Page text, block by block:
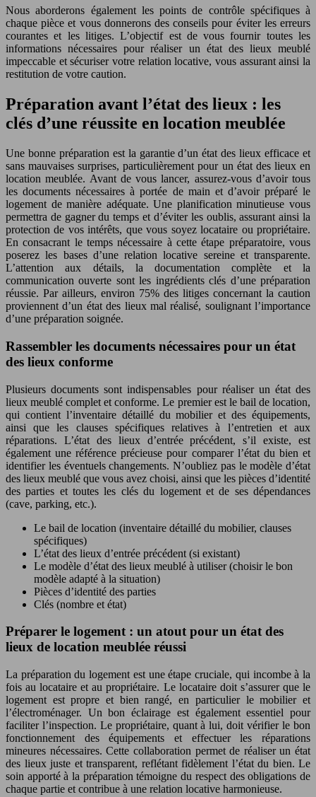
Nous aborderons également les points de contrôle spécifiques à
chaque pièce et vous donnerons des conseils pour éviter les erreurs
courantes et les litiges. L’objectif est de vous fournir toutes les
informations nécessaires pour réaliser un état des lieux meublé
impeccable et sécuriser votre relation locative, vous assurant ainsi la
restitution de votre caution.
Préparation avant l’état des lieux : les
clés d’une réussite en location meublée
Une bonne préparation est la garantie d’un état des lieux efficace et
sans mauvaises surprises, particulièrement pour un état des lieux en
location meublée. Avant de vous lancer, assurez-vous d’avoir tous
les documents nécessaires à portée de main et d’avoir préparé le
logement de manière adéquate. Une planification minutieuse vous
permettra de gagner du temps et d’éviter les oublis, assurant ainsi la
protection de vos intérêts, que vous soyez locataire ou propriétaire.
En consacrant le temps nécessaire à cette étape préparatoire, vous
poserez les bases d’une relation locative sereine et transparente.
L’attention aux détails, la documentation complète et la
communication ouverte sont les ingrédients clés d’une préparation
réussie. Par ailleurs, environ 75% des litiges concernant la caution
proviennent d’un état des lieux mal réalisé, soulignant l’importance
d’une préparation soignée.
Rassembler les documents nécessaires pour un état
des lieux conforme
Plusieurs documents sont indispensables pour réaliser un état des
lieux meublé complet et conforme. Le premier est le bail de location,
qui contient l’inventaire détaillé du mobilier et des équipements,
ainsi que les clauses spécifiques relatives à l’entretien et aux
réparations. L’état des lieux d’entrée précédent, s’il existe, est
également une référence précieuse pour comparer l’état du bien et
identifier les éventuels changements. N’oubliez pas le modèle d’état
des lieux meublé que vous avez choisi, ainsi que les pièces d’identité
des parties et toutes les clés du logement et de ses dépendances
(cave, parking, etc.).
Le bail de location (inventaire détaillé du mobilier, clauses
spécifiques)
L’état des lieux d’entrée précédent (si existant)
Le modèle d’état des lieux meublé à utiliser (choisir le bon
modèle adapté à la situation)
Pièces d’identité des parties
Clés (nombre et état)
Préparer le logement : un atout pour un état des
lieux de location meublée réussi
La préparation du logement est une étape cruciale, qui incombe à la
fois au locataire et au propriétaire. Le locataire doit s’assurer que le
logement est propre et bien rangé, en particulier le mobilier et
l’électroménager. Un bon éclairage est également essentiel pour
faciliter l’inspection. Le propriétaire, quant à lui, doit vérifier le bon
fonctionnement des équipements et effectuer les réparations
mineures nécessaires. Cette collaboration permet de réaliser un état
des lieux juste et transparent, reflétant fidèlement l’état du bien. Le
soin apporté à la préparation témoigne du respect des obligations de
chaque partie et contribue à une relation locative harmonieuse.